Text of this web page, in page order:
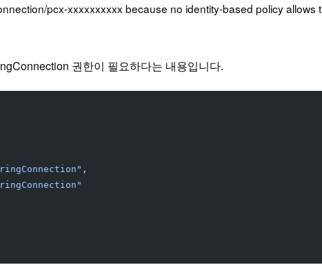
pcx-xxxxxxxxxx because no identity-based policy
권한이 필요하다는 내용입니다.
,